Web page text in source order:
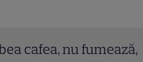
cafea, nu fumează,